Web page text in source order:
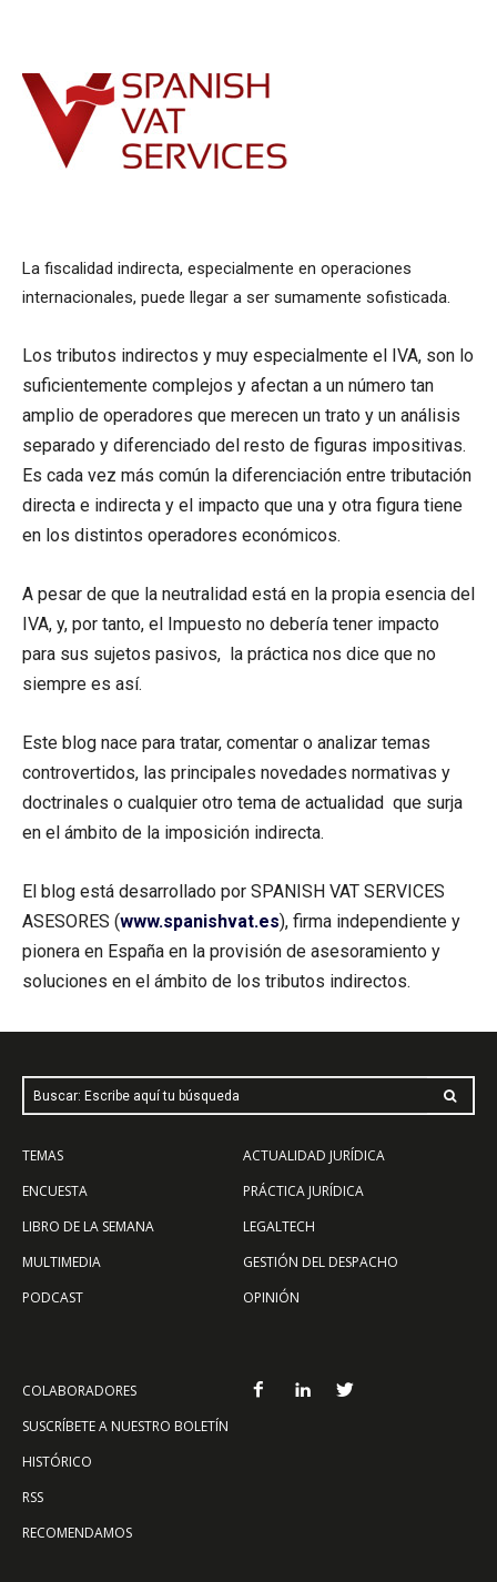
La fiscalidad indirecta, especialmente en operaciones
internacionales, puede llegar a ser sumamente sofisticada.
Los tributos indirectos y muy especialmente el IVA, son lo
suficientemente complejos y afectan a un número tan
amplio de operadores que merecen un trato y un análisis
separado y diferenciado del resto de figuras impositivas.
Es cada vez más común la diferenciación entre tributación
directa e indirecta y el impacto que una y otra figura tiene
en los distintos operadores económicos.
A pesar de que la neutralidad está en la propia esencia del
IVA, y, por tanto, el Impuesto no debería tener impacto
para sus sujetos pasivos, la práctica nos dice que no
siempre es así.
Este blog nace para tratar, comentar o analizar temas
controvertidos, las principales novedades normativas y
doctrinales o cualquier otro tema de actualidad que surja
en el ámbito de la imposición indirecta.
El blog está desarrollado por SPANISH VAT SERVICES
ASESORES (www.spanishvat.es), firma independiente y
pionera en España en la provisión de asesoramiento y
soluciones en el ámbito de los tributos indirectos.
Buscar: Escribe aquí tu búsqueda
TEMAS
ENCUESTA
LIBRO DE LA SEMANA
MULTIMEDIA
PODCAST
ACTUALIDAD JURÍDICA
PRÁCTICA JURÍDICA
LEGALTECH
GESTIÓN DEL DESPACHO
OPINIÓN
COLABORADORES
SUSCRÍBETE A NUESTRO BOLETÍN
HISTÓRICO
RSS
RECOMENDAMOS